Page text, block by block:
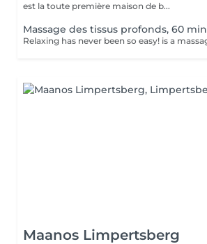
est la toute première maison de b...
Massage des tissus profonds, 60 min
Maanos Limpertsberg